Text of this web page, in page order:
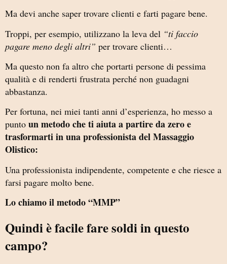
Ma devi anche saper trovare clienti e farti pagare bene.
Troppi, per esempio, utilizzano la leva del “ti faccio
pagare meno degli altri” per trovare clienti…
Ma questo non fa altro che portarti persone di pessima
qualità e di renderti frustrata perché non guadagni
abbastanza.
Per fortuna, nei miei tanti anni d’esperienza, ho messo a
punto un metodo che ti aiuta a partire da zero e
trasformarti in una professionista del Massaggio
Olistico:
Una professionista indipendente, competente e che riesce a
farsi pagare molto bene.
Lo chiamo il metodo “MMP”
Quindi è facile fare soldi in questo
campo?